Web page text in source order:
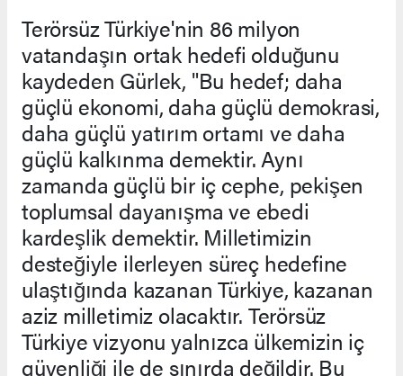
Terörsüz Türkiye'nin 86 milyon
vatandaşın ortak hedefi olduğunu
kaydeden Gürlek, "Bu hedef; daha
güçlü ekonomi, daha güçlü demokrasi,
daha güçlü yatırım ortamı ve daha
güçlü kalkınma demektir. Aynı
zamanda güçlü bir iç cephe, pekişen
toplumsal dayanışma ve ebedi
kardeşlik demektir. Milletimizin
desteğiyle ilerleyen süreç hedefine
ulaştığında kazanan Türkiye, kazanan
aziz milletimiz olacaktır. Terörsüz
Türkiye vizyonu yalnızca ülkemizin iç
güvenliği ile de sınırda değildir. Bu